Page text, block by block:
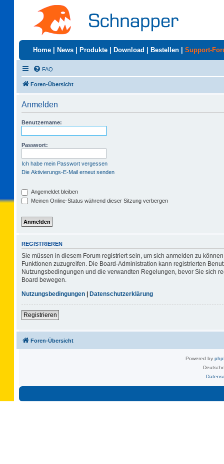
Home News Produkte Download Bestellen Support-
FAQ
Foren-Übersicht
Anmelden
Benutzername:
Passwort:
Ich habe mein Passwort vergessen
Die Aktivierungs-E-Mail erneut senden
Angemeldet bleiben
Meinen Online-Status während dieser Sitzung verbergen
REGISTRIEREN
Sie müssen in diesem Forum registriert sein, um sich anmelden zu
Funktionen zuzugreifen. Die Board-Administration kann registrierten
Nutzungsbedingungen und die verwandten Regelungen, bevor Sie sich
Board bewegen.
Nutzungsbedingungen | Datenschutzerklärung
Registrieren
Foren-Übersicht
Powered by